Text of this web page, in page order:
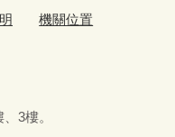
機關位置
3樓。